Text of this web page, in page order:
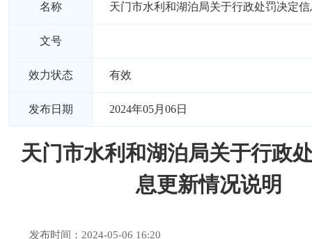
名称 天门市水利和湖泊局关于行政处罚决定
文号
效力状态 有效
发布日期 2024年05月06日
天门市水利和湖泊局关于行政
息更新情况说明
发布时间：2024-05-06 16:20